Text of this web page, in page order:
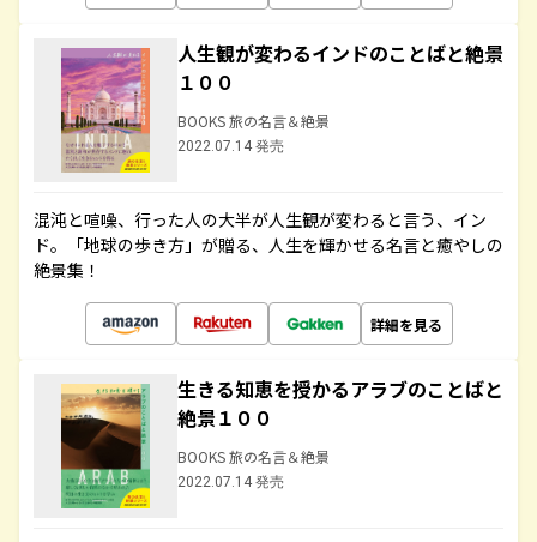
人生観が変わるインドのことばと絶景
１００
BOOKS 旅の名言＆絶景
2022.07.14 発売
混沌と喧噪、行った人の大半が人生観が変わると言う、イン
ド。「地球の歩き方」が贈る、人生を輝かせる名言と癒やしの
絶景集！
詳細を見る
生きる知恵を授かるアラブのことばと
絶景１００
BOOKS 旅の名言＆絶景
2022.07.14 発売